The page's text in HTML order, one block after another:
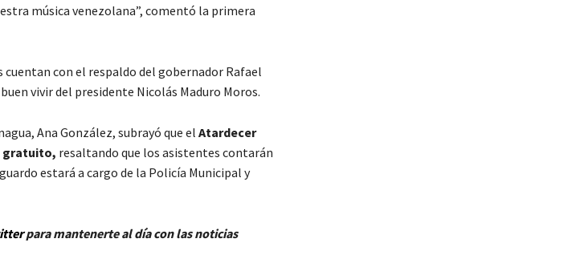
música venezolana”, comentó la primera
con el respaldo del gobernador Rafael
vivir del presidente Nicolás Maduro Moros.
Ana González, subrayó que el Atardecer
gratuito, resaltando que los asistentes contarán
estará a cargo de la Policía Municipal y
para mantenerte al día con las noticias